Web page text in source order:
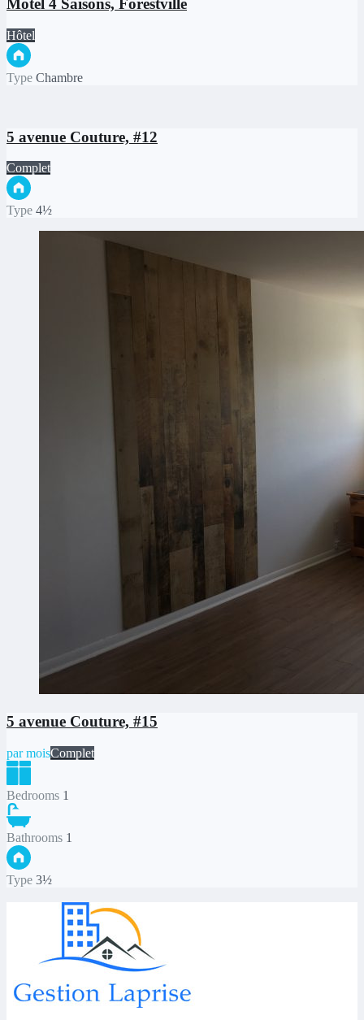
Motel 4 Saisons, Forestville
Hôtel
Type Chambre
5 avenue Couture, #12
Complet
Type 4½
5 avenue Couture, #15
par moisComplet
Bedrooms 1
Bathrooms 1
Type 3½